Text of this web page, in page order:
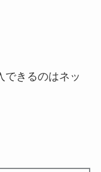
できるのはネッ